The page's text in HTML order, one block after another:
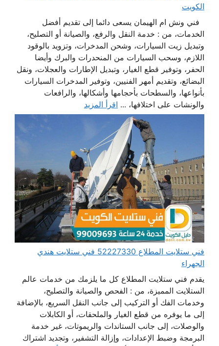
الكويت
فني ونش ام الهيمان يسعى دائما إلى تقديم أفضل
الخدمات، من : خدمة النقل والرفع، والصيانة أو التصليح،
وتبديل زيت السيارات، وشحن المدخرات، وتزويد بالوقود
اللازم، وسحب السيارات من المنحدرات والبرك وأيضا
الحفر، وتوفير قطع الغيار، وتبديل الإطارات والعجلات، ونقل
البضائع، وتقديم أمهر الفنيين، وتوفير المدخرات السيارات
بأنواعها، والسطحات بأحجامها وأشكالها، والرافعات
والونشات على اختلافها، ... اقرأ المزيد
فني ستلايت المطلاع 52227330 فني ستلايت هندي
الجهراء
يقدم فني ستلايت المطلاع كل ما يلزمك من خدمات عالم
الستلايت المميزة، من : الفحص والصيانة والتصليح،
وخدمات الفك أو التركيب إلى جانب النقل السريع، بالإضافة
إلى ما يوفره من قطع الغيار والملحقات، أو الكابلات
والوصلات، إلى جانب الستاندات والريموتات، غير خدمة
البرمجة وضبط الإعدادات، وإزالة التشفير، وتجديد اشتراك